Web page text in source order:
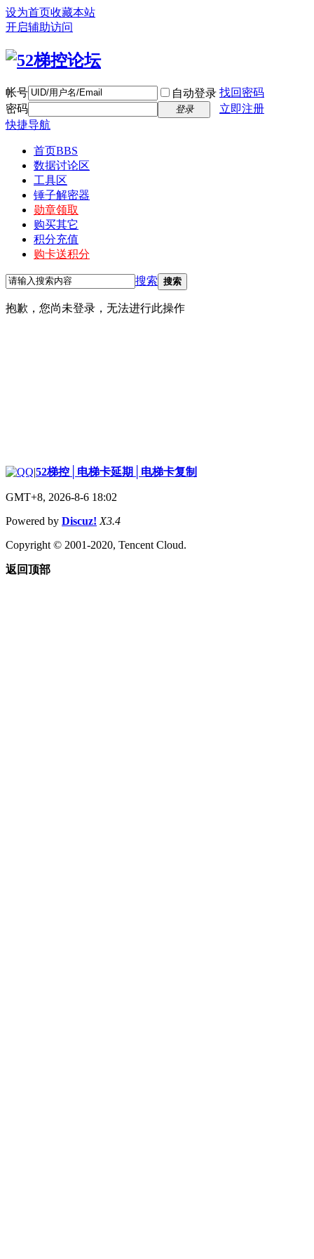
设为首页收藏本站
开启辅助访问
帐号 自动登录 找回密码
密码
登录
立即注册
快捷导航
首页BBS
数据讨论区
工具区
锤子解密器
勋章领取
购买其它
积分充值
购卡送积分
搜索 搜索
抱歉，您尚未登录，无法进行此操作
|52梯控│电梯卡延期│电梯卡复制
GMT+8, 2026-8-6 18:02
Powered by Discuz! X3.4
Copyright © 2001-2020, Tencent Cloud.
返回顶部